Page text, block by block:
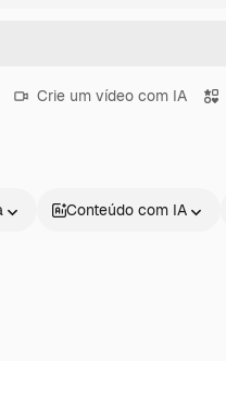
Crie um vídeo com IA
Conteúdo com IA